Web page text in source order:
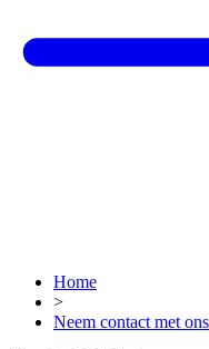
Home
>
Neem contact met